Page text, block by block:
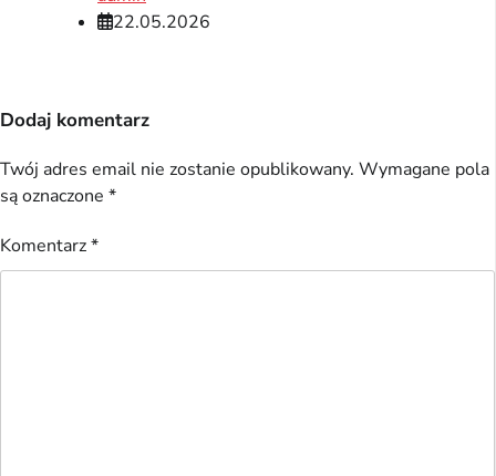
22.05.2026
Dodaj komentarz
Twój adres email nie zostanie opublikowany. Wymagane pola
są oznaczone *
Komentarz*